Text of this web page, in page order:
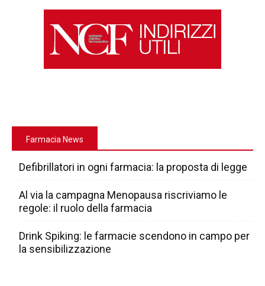
Farmacia News
Defibrillatori in ogni farmacia: la proposta di legge
Al via la campagna Menopausa riscriviamo le
regole: il ruolo della farmacia
Drink Spiking: le farmacie scendono in campo per
la sensibilizzazione